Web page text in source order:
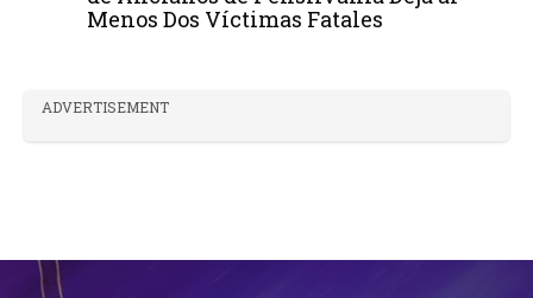
Menos Dos Víctimas Fatales
ADVERTISEMENT